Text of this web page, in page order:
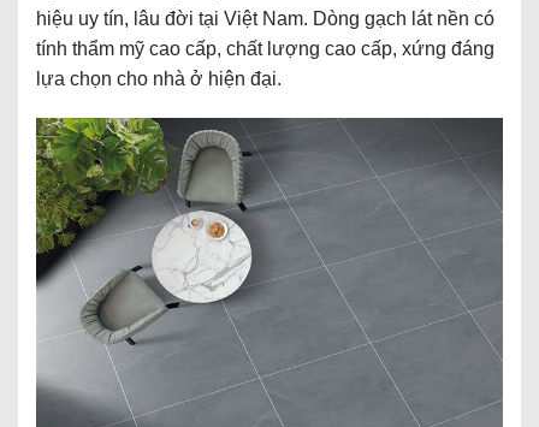
hiệu uy tín, lâu đời tại Việt Nam. Dòng gạch lát nền có
tính thẩm mỹ cao cấp, chất lượng cao cấp, xứng đáng
lựa chọn cho nhà ở hiện đại.